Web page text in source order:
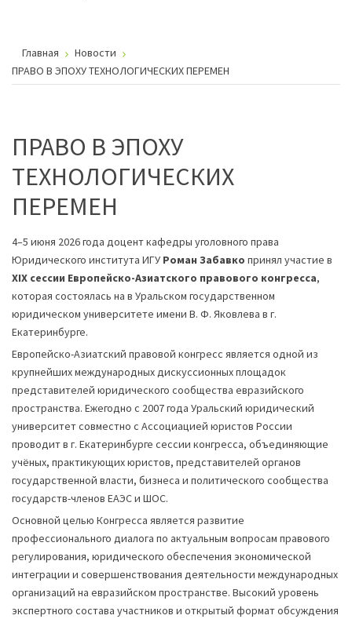
Главная
Новости
ПРАВО В ЭПОХУ ТЕХНОЛОГИЧЕСКИХ ПЕРЕМЕН
ПРАВО В ЭПОХУ
ТЕХНОЛОГИЧЕСКИХ
ПЕРЕМЕН
4–5 июня 2026 года доцент кафедры уголовного права
Юридического института ИГУ Роман Забавко принял участие в
XIX сессии Европейско-Азиатского правового конгресса,
которая состоялась на в Уральском государственном
юридическом университете имени В. Ф. Яковлева в г.
Екатеринбурге.
Европейско-Азиатский правовой конгресс является одной из
крупнейших международных дискуссионных площадок
представителей юридического сообщества евразийского
пространства. Ежегодно с 2007 года Уральский юридический
университет совместно с Ассоциацией юристов России
проводит в г. Екатеринбурге сессии конгресса, объединяющие
учёных, практикующих юристов, представителей органов
государственной власти, бизнеса и политического сообщества
государств-членов ЕАЭС и ШОС.
Основной целью Конгресса является развитие
профессионального диалога по актуальным вопросам правового
регулирования, юридического обеспечения экономической
интеграции и совершенствования деятельности международных
организаций на евразийском пространстве. Высокий уровень
экспертного состава участников и открытый формат обсуждения